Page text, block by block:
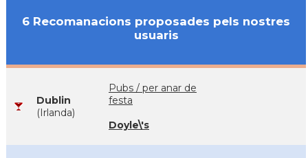
6 Recomanacions proposades pels nostres
usuaris
Dublin
(Irlanda)
Pubs / per anar de
festa
Doyle\'s